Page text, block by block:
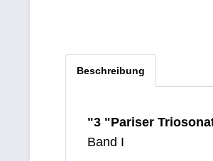
Beschreibung
"3 "Pariser
Band I